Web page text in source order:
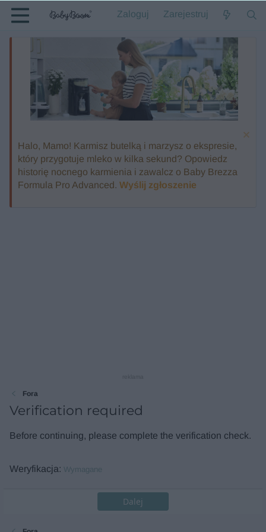
Zaloguj Zarejestruj
Halo, Mamo! Karmisz butelką i marzysz o ekspresie,
który przygotuje mleko w kilka sekund? Opowiedz
historię nocnego karmienia i zawalcz o Baby Brezza
Formula Pro Advanced. Wyślij zgłoszenie
Fora
Verification required
Before continuing, please complete the verification check.
Weryfikacja Wymagane
Dalej